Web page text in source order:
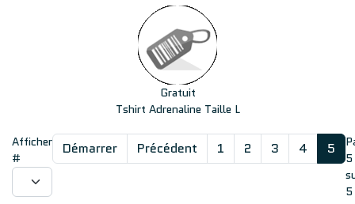
Gratuit
Tshirt Adrenaline Taille L
Afficher
#
Démarrer Précédent 1 2 3 4 5
5
5